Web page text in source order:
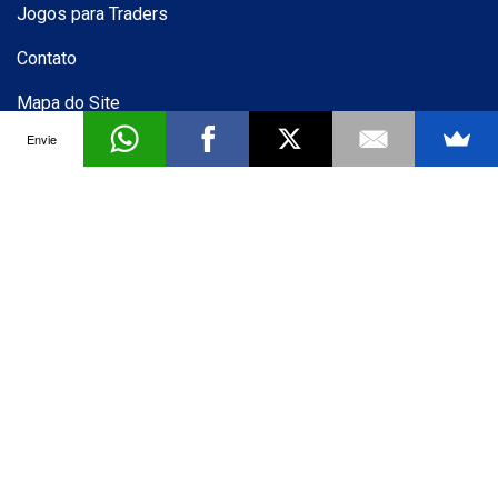
Jogos para Traders
Contato
Mapa do Site
Envie